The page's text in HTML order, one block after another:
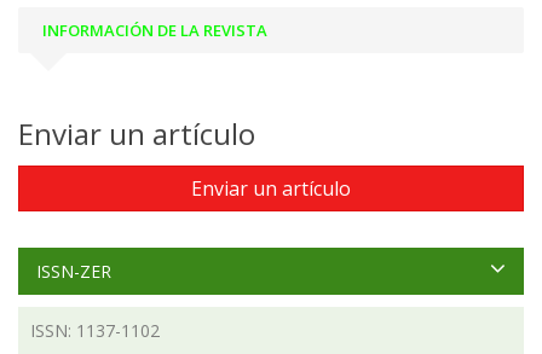
INFORMACIÓN DE LA REVISTA
Enviar un artículo
Enviar un artículo
ISSN-ZER
ISSN: 1137-1102